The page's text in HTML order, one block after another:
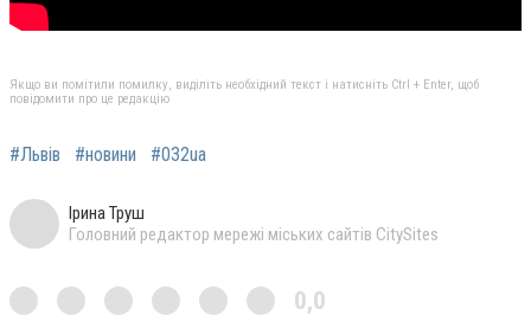
Якщо ви помітили помилку, виділіть необхідний текст і натисніть Ctrl + Enter, щоб
повідомити про це редакцію
#Львів #новини #032ua
Ірина Труш
Головний редактор мережі міських сайтів CitySites
0,0